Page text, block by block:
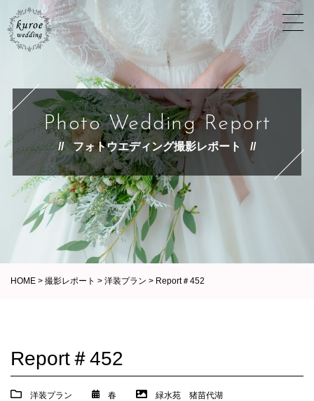
Photo Wedding Report
フォトウエディング撮影レポート
HOME > 撮影レポート > 洋装プラン > Report＃452
Report＃452
洋装プラン 春 緑水苑 猪苗代湖